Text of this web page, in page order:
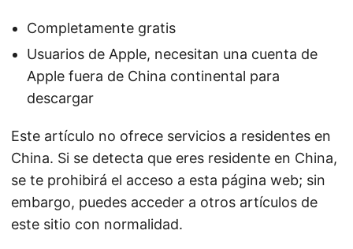
Completamente gratis
Usuarios de Apple, necesitan una cuenta de
Apple fuera de China continental para
descargar
Este artículo no ofrece servicios a residentes en
China. Si se detecta que eres residente en China,
se te prohibirá el acceso a esta página web; sin
embargo, puedes acceder a otros artículos de
este sitio con normalidad.